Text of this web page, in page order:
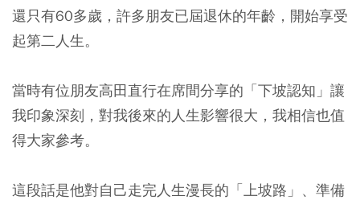
還只有60多歲，許多朋友已屆退休的年齡，開始享受
起第二人生。
當時有位朋友高田直行在席間分享的「下坡認知」讓
我印象深刻，對我後來的人生影響很大，我相信也值
得大家參考。
這段話是他對自己走完人生漫長的「上坡路」、準備